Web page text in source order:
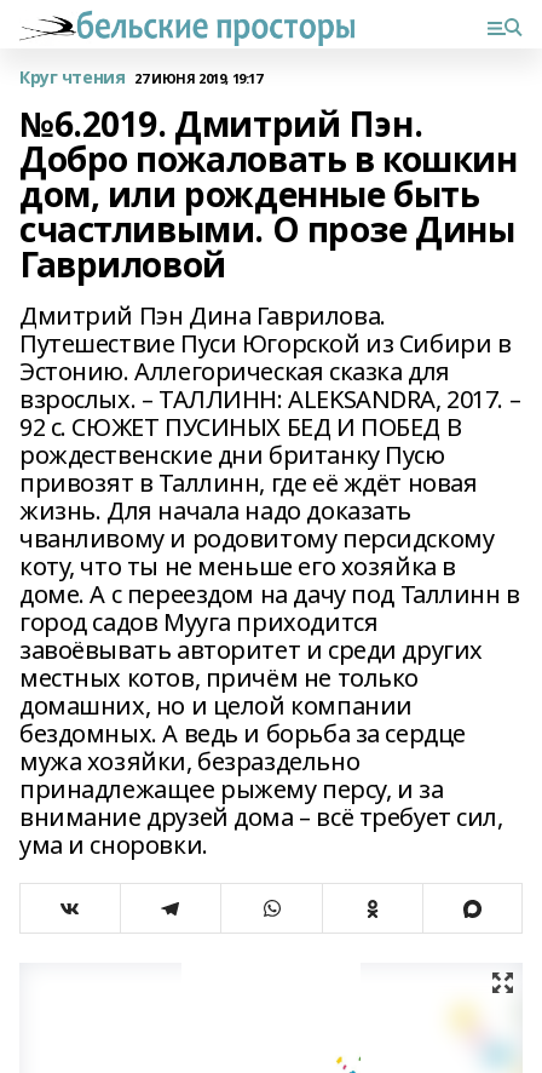
Круг чтения 27 ИЮНЯ 2019, 19:17
№6.2019. Дмитрий Пэн.
Добро пожаловать в кошкин
дом, или рожденные быть
счастливыми. О прозе Дины
Гавриловой
Дмитрий Пэн Дина Гаврилова.
Путешествие Пуси Югорской из Сибири в
Эстонию. Аллегорическая сказка для
взрослых. – ТАЛЛИНН: ALEKSANDRA, 2017. –
92 с. СЮЖЕТ ПУСИНЫХ БЕД И ПОБЕД В
рождественские дни британку Пусю
привозят в Таллинн, где её ждёт новая
жизнь. Для начала надо доказать
чванливому и родовитому персидскому
коту, что ты не меньше его хозяйка в
доме. А с переездом на дачу под Таллинн в
город садов Мууга приходится
завоёвывать авторитет и среди других
местных котов, причём не только
домашних, но и целой компании
бездомных. А ведь и борьба за сердце
мужа хозяйки, безраздельно
принадлежащее рыжему персу, и за
внимание друзей дома – всё требует сил,
ума и сноровки.